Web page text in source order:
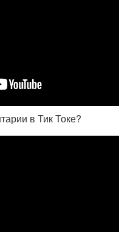
в Тик Токе?